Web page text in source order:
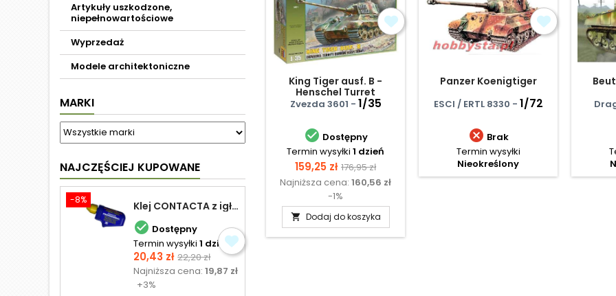
Artykuły uszkodzone,
niepełnowartościowe
Wyprzedaż
Modele architektoniczne
MARKI
NAJCZĘŚCIEJ KUPOWANE
-8% Klej CONTACTA z igłą do plastiku 25,0 g
 Dostępny
Termin wysyłki 1 dzień
Cena
20,43 zł Cena
podstawowa
22,20 zł
Najniższa cena:19,87 zł
+3%
King Tiger ausf. B -
Henschel Turret
Zvezda 3601 - 1/35
 Dostępny
Termin wysyłki 1 dzień
Cena
159,25 zł Cena
podstawowa
176,95 zł
Najniższa cena: 160,56 zł
-1%
 Dodaj do koszyka
Panzer Koenigtiger
ESCI / ERTL 8330 - 1/72
 Brak
Termin wysyłki
Nieokreślony